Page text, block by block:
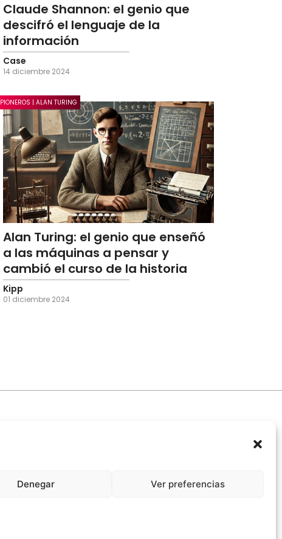
Denegar Ver preferencias
Claude Shannon: el genio que
descifró el lenguaje de la
información
Case
14 diciembre 2024
PIONEROS | ALAN TURING
Alan Turing: el genio que enseñó
a las máquinas a pensar y
cambió el curso de la historia
Kipp
01 diciembre 2024
Compromiso Ético con la IA
Propiedad Intelectual